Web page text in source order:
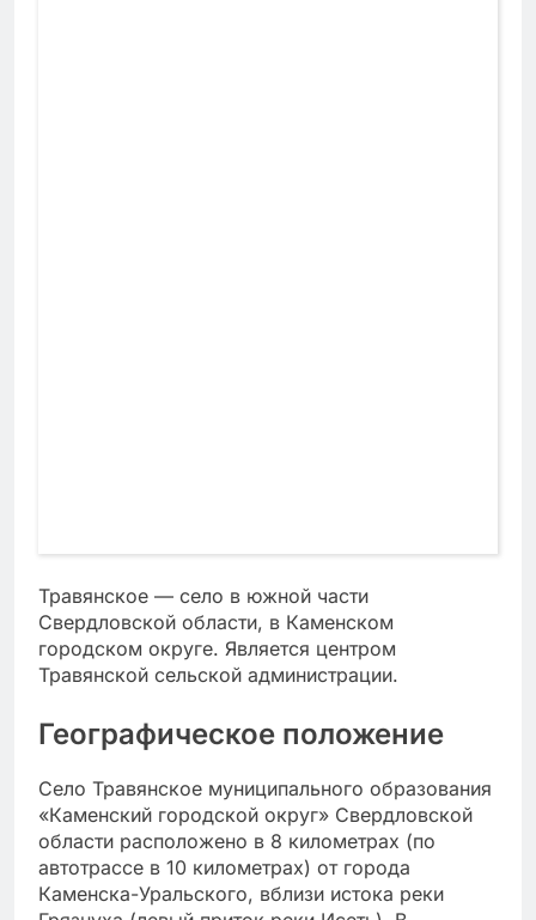
Травянское — село в южной части
Свердловской области, в Каменском
городском округе. Является центром
Травянской сельской администрации.
Географическое положение
Село Травянское муниципального образования
«Каменский городской округ» Свердловской
области расположено в 8 километрах (по
автотрассе в 10 километрах) от города
Каменска-Уральского, вблизи истока реки